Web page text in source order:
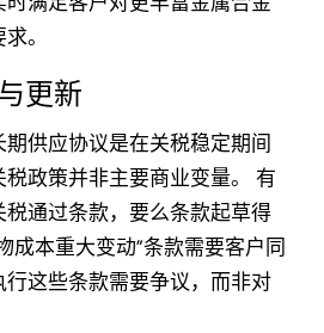
。
更新
供应协议是在关税稳定期间
政策并非主要商业变量。 有
通过条款，要么条款起草得
成本重大变动”条款需要客户同
这些条款需要争议，而非对